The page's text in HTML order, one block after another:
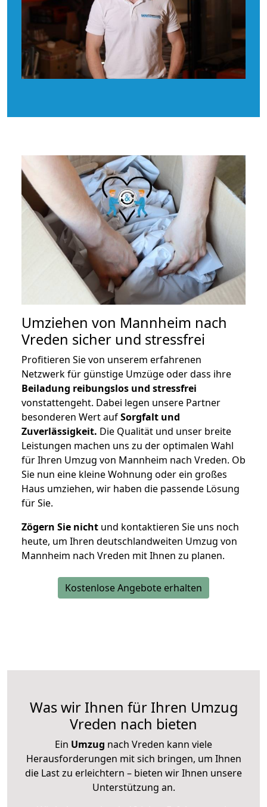
Umziehen von Mannheim nach
Vreden sicher und stressfrei
Profitieren Sie von unserem erfahrenen
Netzwerk für günstige Umzüge oder dass ihre
Beiladung reibungslos und stressfrei
vonstattengeht. Dabei legen unsere Partner
besonderen Wert aufSorgfalt und
Zuverlässigkeit. Die Qualität und unser breite
Leistungen machen uns zu der optimalen Wahl
für Ihren Umzug von Mannheim nach Vreden. Ob
Sie nun eine kleine Wohnung oder ein großes
Haus umziehen, wir haben die passende Lösung
für Sie.
Zögern Sie nicht und kontaktieren Sie uns noch
heute, um Ihren deutschlandweiten Umzug von
Mannheim nach Vreden mit Ihnen zu planen.
Kostenlose Angebote erhalten
Was wir Ihnen für Ihren Umzug
Vreden nach bieten
Ein Umzug nach Vreden kann viele
Herausforderungen mit sich bringen, um Ihnen
die Last zu erleichtern – bieten wir Ihnen unsere
Unterstützung an.